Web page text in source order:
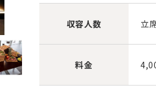
収容人数 立
料金